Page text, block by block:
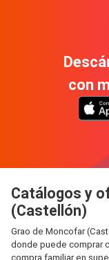
con
Catálogos y
(Castellón)
Grao de Moncofar
donde puede comprar
compra familiar en